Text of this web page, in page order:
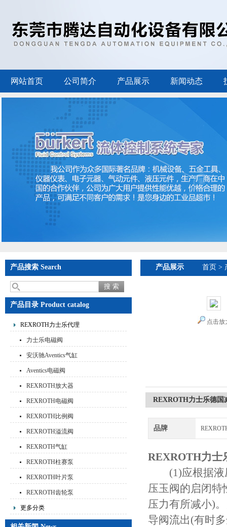
网站首页 公司简介 产品展示 新闻动态
产品搜索 Search
产品目录 Product catalog
REXROTH力士乐代理
力士乐电磁阀
安沃驰Aventics气缸
Aventics电磁阀
REXROTH放大器
REXROTH电磁阀
REXROTH比例阀
REXROTH溢流阀
REXROTH气缸
REXROTH柱赛泵
REXROTH叶片泵
REXROTH齿轮泵
更多分类
产品展示 首页 >
点击放
REXROTH力士乐德国
品牌
REXROTH力士
(1)应根据液压
压玉阀的启闭特
压力有所减小)
导阀流出(有时